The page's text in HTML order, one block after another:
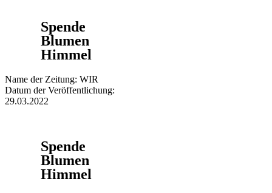
Spende
Blumen
Himmel
Name der Zeitung: WIR
Datum der Veröffentlichung:
29.03.2022
Spende
Blumen
Himmel